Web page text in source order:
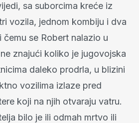
sa suborcima kreće iz
vozila, jednom kombiju i dva
se Robert nalazio u
znajući koliko je jugovojska
daleko prodrla, u blizini
vozilima izlaze pred
koji na njih otvaraju vatru.
bilo je ili odmah mrtvo ili